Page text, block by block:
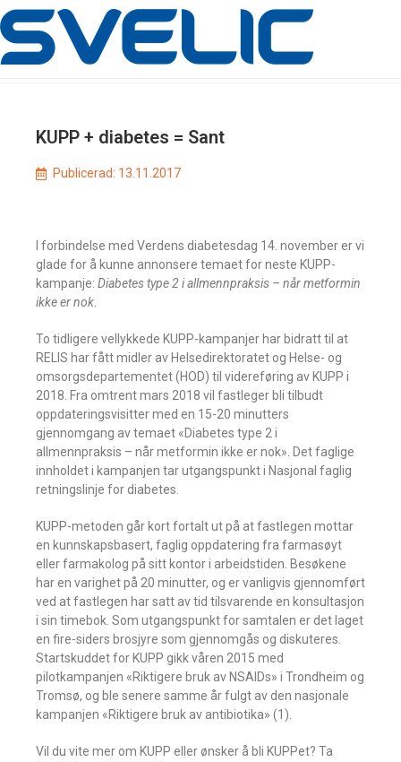
KUPP + diabetes = Sant
Publicerad: 13.11.2017
I forbindelse med Verdens diabetesdag 14. november er vi
glade for å kunne annonsere temaet for neste KUPP-
kampanje: Diabetes type 2 i allmennpraksis – når metformin
ikke er nok
To tidligere vellykkede KUPP-kampanjer har bidratt til at
RELIS har fått midler av Helsedirektoratet og Helse- og
omsorgsdepartementet (HOD) til videreføring av KUPP i
2018. Fra omtrent mars 2018 vil fastleger bli tilbudt
oppdateringsvisitter med en 15-20 minutters
gjennomgang av temaet «Diabetes type 2 i
allmennpraksis – når metformin ikke er nok». Det faglige
innholdet i kampanjen tar utgangspunkt i Nasjonal faglig
retningslinje for diabetes.
KUPP-metoden går kort fortalt ut på at fastlegen mottar
en kunnskapsbasert, faglig oppdatering fra farmasøyt
eller farmakolog på sitt kontor i arbeidstiden. Besøkene
har en varighet på 20 minutter, og er vanligvis gjennomført
ved at fastlegen har satt av tid tilsvarende en konsultasjon
i sin timebok. Som utgangspunkt for samtalen er det laget
en fire-siders brosjyre som gjennomgås og diskuteres.
Startskuddet for KUPP gikk våren 2015 med
pilotkampanjen «Riktigere bruk av NSAIDs» i Trondheim og
Tromsø, og ble senere samme år fulgt av den nasjonale
kampanjen «Riktigere bruk av antibiotika» (1).
Vil du vite mer om KUPP eller ønsker å bli KUPPet? Ta